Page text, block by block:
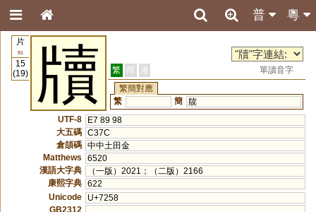
粵
普
片
91
15
(19)
牘 繁 簡 港
單讀音字
繁簡對應
繁
簡
牍
UTF-8
E7 89 98
大五碼 C37C
倉頡碼 中中土田金
Matthews
6520
漢語大字典
（一版）2021；（二版）2166
康熙字典 622
Unicode
U+7258
GB2312